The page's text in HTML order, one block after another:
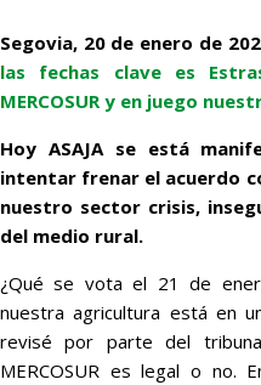
Segovia, 20 de enero de
las fechas clave es
MERCOSUR y en juego
Hoy ASAJA se está
intentar frenar el acuerdo
nuestro sector crisis,
del medio rural.
¿Qué se vota el 21 de
nuestra agricultura está en
revisé por parte del
MERCOSUR es legal o no.